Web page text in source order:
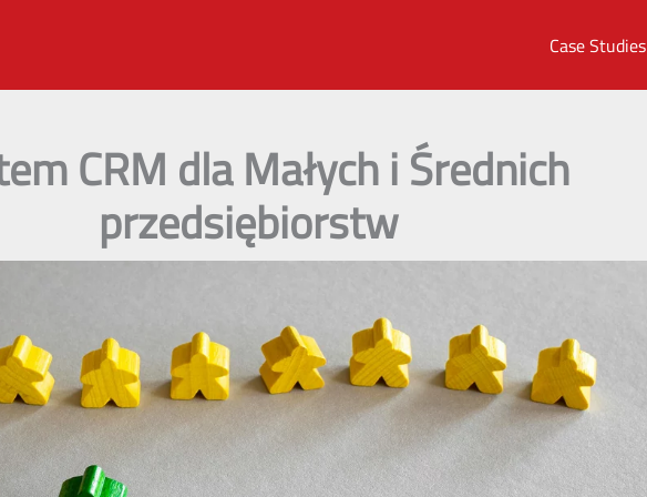
Case Studies
CRM dla Małych i Średnich
przedsiębiorstw